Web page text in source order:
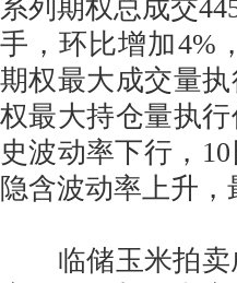
系列期权总成交
手，环比增加4%
期权最大成交量
权最大持仓量执
史波动率下行，
隐含波动率上升，
临储玉米拍卖